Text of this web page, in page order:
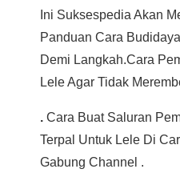
Ini Suksespedia Akan
Panduan Cara
Demi Langkah.cara
Lele Agar Tidak
. Cara Buat Saluran
Terpal Untuk Lele Di
Gabung Channel .